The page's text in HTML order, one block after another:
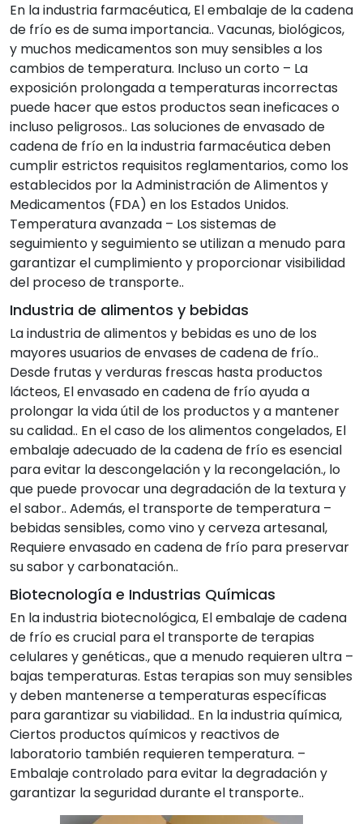
En la industria farmacéutica, El embalaje de la cadena
de frío es de suma importancia.. Vacunas, biológicos,
y muchos medicamentos son muy sensibles a los
cambios de temperatura. Incluso un corto – La
exposición prolongada a temperaturas incorrectas
puede hacer que estos productos sean ineficaces o
incluso peligrosos.. Las soluciones de envasado de
cadena de frío en la industria farmacéutica deben
cumplir estrictos requisitos reglamentarios, como los
establecidos por la Administración de Alimentos y
Medicamentos (FDA) en los Estados Unidos.
Temperatura avanzada – Los sistemas de
seguimiento y seguimiento se utilizan a menudo para
garantizar el cumplimiento y proporcionar visibilidad
del proceso de transporte..
Industria de alimentos y bebidas
La industria de alimentos y bebidas es uno de los
mayores usuarios de envases de cadena de frío..
Desde frutas y verduras frescas hasta productos
lácteos, El envasado en cadena de frío ayuda a
prolongar la vida útil de los productos y a mantener
su calidad.. En el caso de los alimentos congelados, El
embalaje adecuado de la cadena de frío es esencial
para evitar la descongelación y la recongelación., lo
que puede provocar una degradación de la textura y
el sabor.. Además, el transporte de temperatura –
bebidas sensibles, como vino y cerveza artesanal,
Requiere envasado en cadena de frío para preservar
su sabor y carbonatación..
Biotecnología e Industrias Químicas
En la industria biotecnológica, El embalaje de cadena
de frío es crucial para el transporte de terapias
celulares y genéticas., que a menudo requieren ultra –
bajas temperaturas. Estas terapias son muy sensibles
y deben mantenerse a temperaturas específicas
para garantizar su viabilidad.. En la industria química,
Ciertos productos químicos y reactivos de
laboratorio también requieren temperatura. –
Embalaje controlado para evitar la degradación y
garantizar la seguridad durante el transporte..